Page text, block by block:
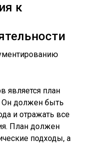
к
является план
Он должен быть
и отражать все
План должен
подходы, а